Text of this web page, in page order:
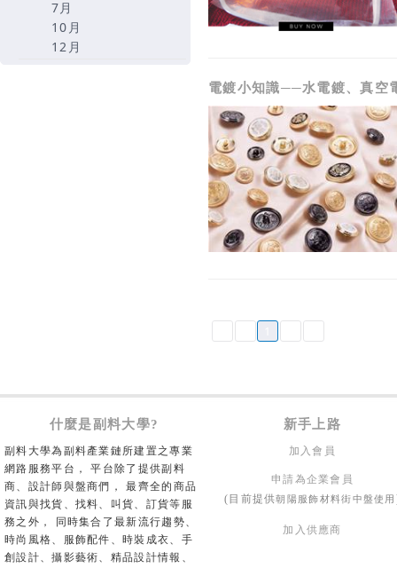
7月
10月
12月
電鍍小知識──水電鍍、真空
什麼是副料大學? 新手上路
副料大學為副料產業鏈所建置之專業
網路服務平台， 平台除了提供副料
商、設計師與盤商們， 最齊全的商品
資訊與找貨、找料、叫貨、訂貨等服
務之外， 同時集合了最新流行趨勢、
時尚風格、服飾配件、時裝成衣、手
創設計、攝影藝術、精品設計情報、
加入會員
申請為企業會員
(目前提供朝陽服飾材料街中盤使用
加入供應商